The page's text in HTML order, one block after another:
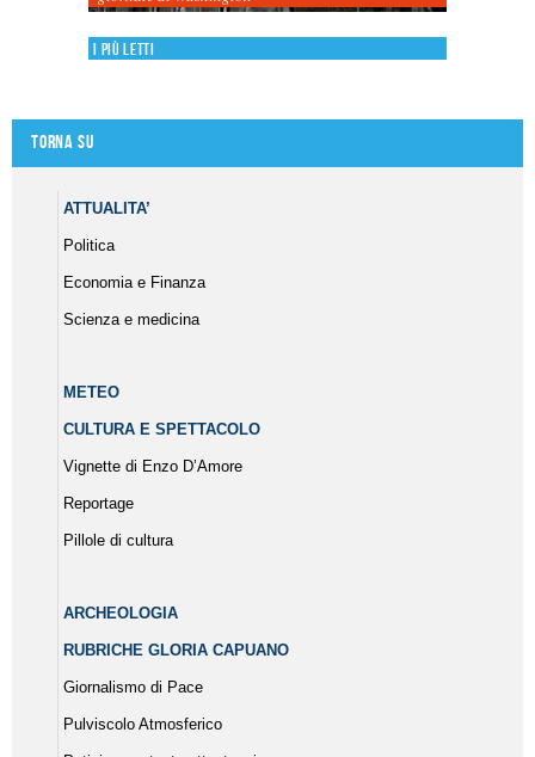
I più letti
Torna su
ATTUALITA’
Politica
Economia e Finanza
Scienza e medicina
METEO
CULTURA E SPETTACOLO
Vignette di Enzo D’Amore
Reportage
Pillole di cultura
ARCHEOLOGIA
RUBRICHE GLORIA CAPUANO
Giornalismo di Pace
Pulviscolo Atmosferico